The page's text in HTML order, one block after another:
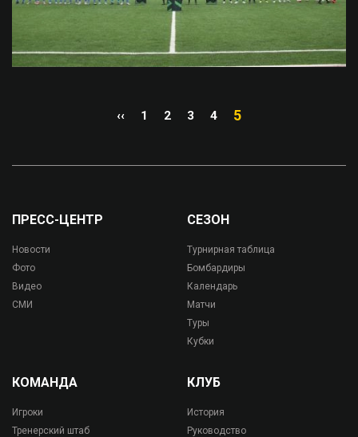
‹‹ 1 2 3 4 5
ПРЕСС-ЦЕНТР
Новости
Фото
Видео
СМИ
СЕЗОН
Турнирная таблица
Бомбардиры
Календарь
Матчи
Туры
Кубки
КОМАНДА
Игроки
Тренерский штаб
КЛУБ
История
Руководство